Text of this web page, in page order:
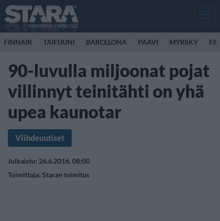
FINNAIR TAIFUUNI BARCELONA PAAVI MYRSKY
90-luvulla miljoonat pojat
villinnyt teinitähti on yhä
upea kaunotar
Viihdeuutiset
Julkaistu: 26.6.2016, 08:00
Toimittaja: Staran toimitus